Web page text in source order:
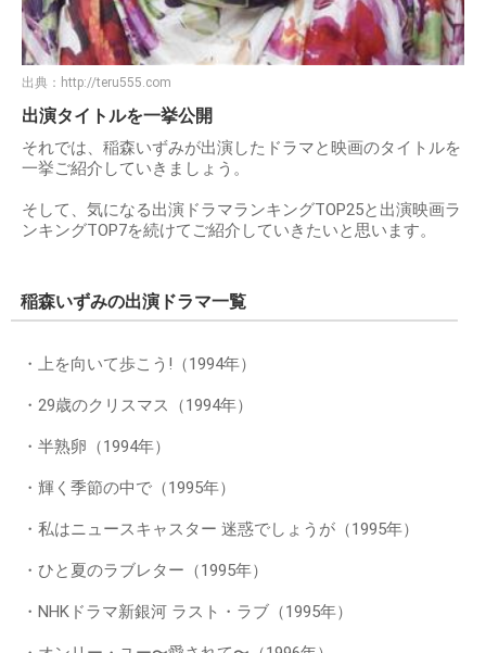
出典： http://teru555.com
出演タイトルを一挙公開
それでは、稲森いずみが出演したドラマと映画のタイトルを
一挙ご紹介していきましょう。
そして、気になる出演ドラマランキングTOP25と出演映画ラ
ンキングTOP7を続けてご紹介していきたいと思います。
稲森いずみの出演ドラマ一覧
・上を向いて歩こう!（1994年）
・29歳のクリスマス（1994年）
・半熟卵（1994年）
・輝く季節の中で（1995年）
・私はニュースキャスター 迷惑でしょうが（1995年）
・ひと夏のラブレター（1995年）
・NHKドラマ新銀河 ラスト・ラブ（1995年）